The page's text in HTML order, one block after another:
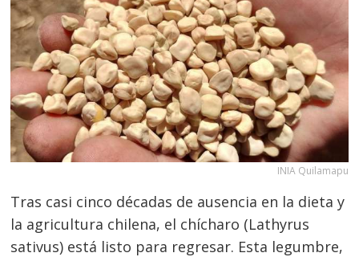
INIA Quilamapu
Tras casi cinco décadas de ausencia en la dieta y
la agricultura chilena, el chícharo (Lathyrus
sativus) está listo para regresar. Esta legumbre,